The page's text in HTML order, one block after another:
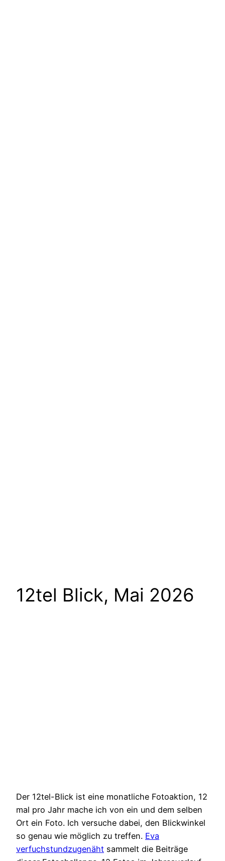
12tel Blick, Mai 2026
Der 12tel-Blick ist eine monatliche Fotoaktion, 12
mal pro Jahr mache ich von ein und dem selben
Ort ein Foto. Ich versuche dabei, den Blickwinkel
so genau wie möglich zu treffen. Eva
verfuchstundzugenäht sammelt die Beiträge